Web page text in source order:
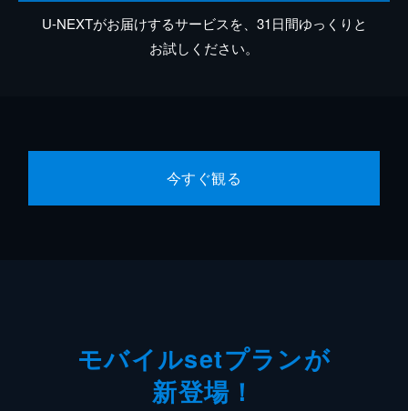
U-NEXTがお届けするサービスを、31日間ゆっくりと
お試しください。
今すぐ観る
モバイルsetプランが
新登場！